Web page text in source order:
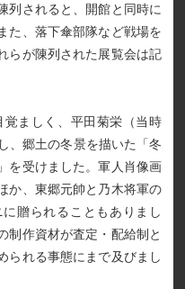
列されると、開館と同時に
た、落下傘部隊など戦場を
らが陳列された展覧会は記
ましく、平田菊栄（当時
、郷土の冬景を描いた「冬
を受けました。軍人肖像画
か、東郷元帥と乃木将軍の
贈られることもありまし
制作資材が査定・配給制と
られる事態にまで及びまし